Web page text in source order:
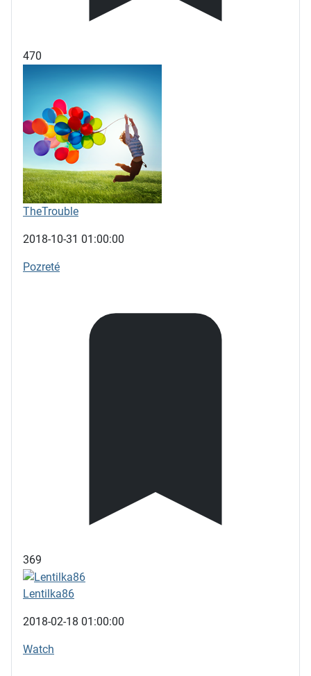
470
TheTrouble
2018-10-31 01:00:00
Pozreté
369
Lentilka86
2018-02-18 01:00:00
Watch